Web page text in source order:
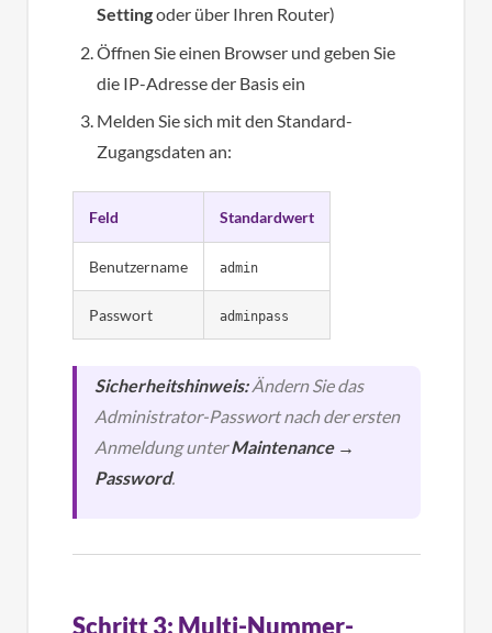
Settingoder über Ihren Router)
Öffnen Sie einen Browser und geben Sie
die IP-Adresse der Basis ein
Melden Sie sich mit den Standard-
Zugangsdaten an:
Feld Standardwert
Benutzername admin
Passwort adminpass
Sicherheitshinweis:Ändern Sie das
Administrator-Passwort nach der ersten
Anmeldung unterMaintenance →
Password.
Schritt 3: Multi-Nummer-